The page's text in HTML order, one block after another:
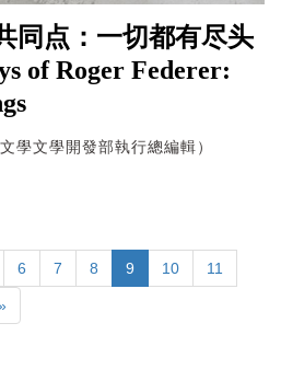
同点：一切都有尽头
of Roger Federer:
學文學開發部執行總編輯）
6 7 8 9 10 11